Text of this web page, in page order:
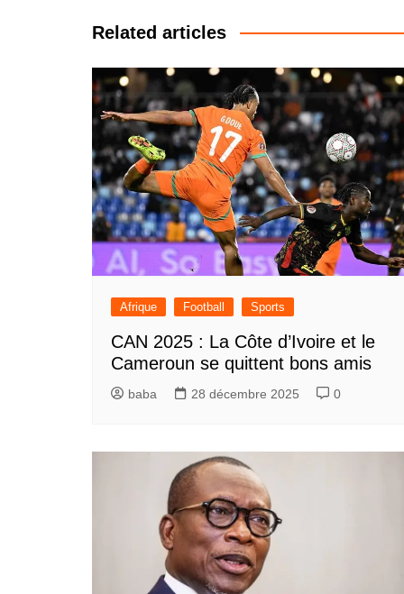
l’article
Related articles
Afrique Football Sports
CAN 2025 : La Côte d’Ivoire et le
Cameroun se quittent bons amis
baba 28 décembre 2025 0